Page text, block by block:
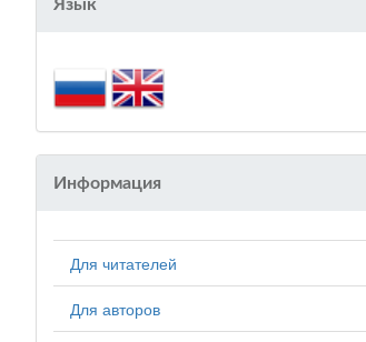
Язык
Информация
Для читателей
Для авторов